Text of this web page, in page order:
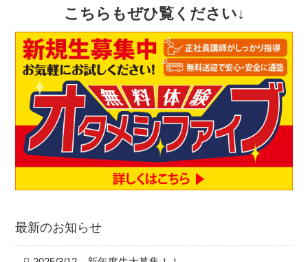
こちらもぜひ覧ください↓
最新のお知らせ